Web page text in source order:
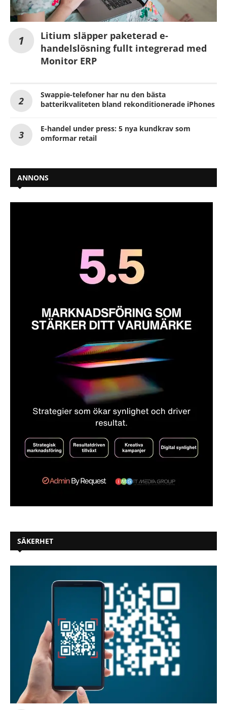
Litium släpper paketerad e-
handelslösning fullt integrerad med
Monitor ERP
Swappie-telefoner har nu den bästa
batterikvaliteten bland rekonditionerade iPhones
E-handel under press: 5 nya kundkrav som
omformar retail
ANNONS
SÄKERHET